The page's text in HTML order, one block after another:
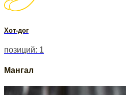
Хот-дог
позиций: 1
Мангал